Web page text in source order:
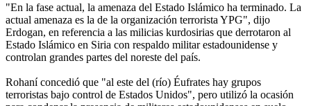
"En la fase actual, la amenaza del Estado Islámico ha terminado. La
actual amenaza es la de la organización terrorista YPG", dijo
Erdogan, en referencia a las milicias kurdosirias que derrotaron al
Estado Islámico en Siria con respaldo militar estadounidense y
controlan grandes partes del noreste del país.
Rohaní concedió que "al este del (río) Éufrates hay grupos
terroristas bajo control de Estados Unidos", pero utilizó la ocasión